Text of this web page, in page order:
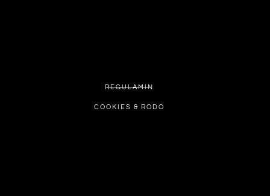
REGULAMIN
COOKIES & RODO